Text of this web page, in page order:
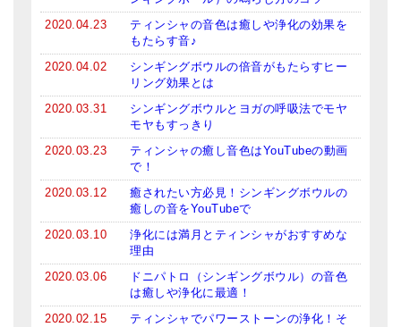
2020.04.23
ティンシャの音色は癒しや浄化の効果を
もたらす音♪
2020.04.02
シンギングボウルの倍音がもたらすヒー
リング効果とは
2020.03.31
シンギングボウルとヨガの呼吸法でモヤ
モヤもすっきり
2020.03.23
ティンシャの癒し音色はYouTubeの動画
で！
2020.03.12
癒されたい方必見！シンギングボウルの
癒しの音をYouTubeで
2020.03.10
浄化には満月とティンシャがおすすめな
理由
2020.03.06
ドニパトロ（シンギングボウル）の音色
は癒しや浄化に最適！
2020.02.15
ティンシャでパワーストーンの浄化！そ